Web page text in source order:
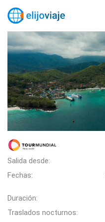
Salida desde:
Fechas:
Duración:
Traslados nocturnos: